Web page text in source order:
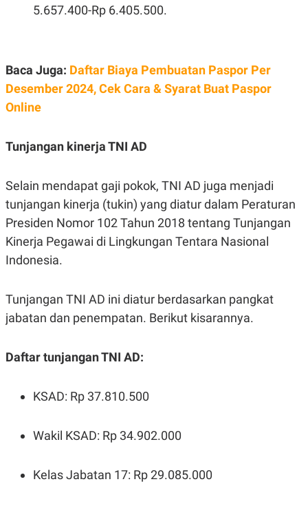
5.657.400-Rp 6.405.500.
Baca Juga: Daftar Biaya Pembuatan Paspor Per
Desember 2024, Cek Cara & Syarat Buat Paspor
Online
Tunjangan kinerja TNI AD
Selain mendapat gaji pokok, TNI AD juga menjadi
tunjangan kinerja (tukin) yang diatur dalam Peraturan
Presiden Nomor 102 Tahun 2018 tentang Tunjangan
Kinerja Pegawai di Lingkungan Tentara Nasional
Indonesia.
Tunjangan TNI AD ini diatur berdasarkan pangkat
jabatan dan penempatan. Berikut kisarannya.
Daftar tunjangan TNI AD:
KSAD: Rp 37.810.500
Wakil KSAD: Rp 34.902.000
Kelas Jabatan 17: Rp 29.085.000